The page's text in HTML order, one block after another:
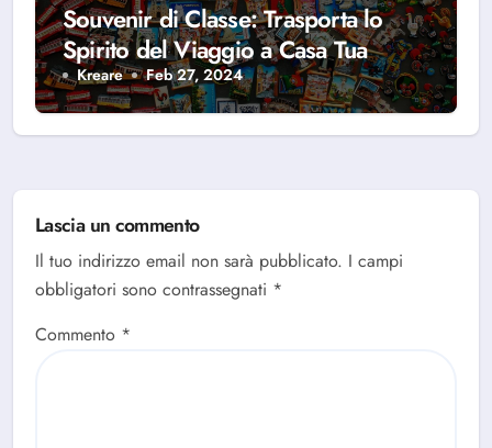
Souvenir di Classe: Trasporta lo
Spirito del Viaggio a Casa Tua
Kreare Feb 27, 2024
Lascia un commento
Il tuo indirizzo email non sarà pubblicato. I campi
obbligatori sono contrassegnati *
Commento *